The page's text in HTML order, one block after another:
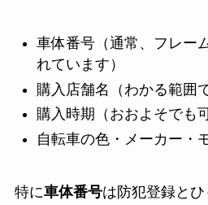
車体番号（通常、フレー
れています）
購入店舗名（わかる範囲で
購入時期（おおよそでも可
自転車の色・メーカー・
特に車体番号は防犯登録と